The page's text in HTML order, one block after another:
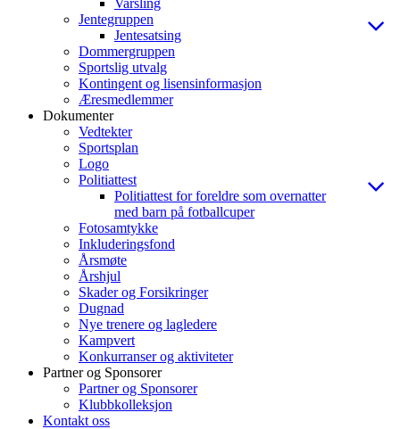
Varsling
Jentegruppen
Jentesatsing
Dommergruppen
Sportslig utvalg
Kontingent og lisensinformasjon
Æresmedlemmer
Dokumenter
Vedtekter
Sportsplan
Logo
Politiattest
Politiattest for foreldre som overnatter
med barn på fotballcuper
Fotosamtykke
Inkluderingsfond
Årsmøte
Årshjul
Skader og Forsikringer
Dugnad
Nye trenere og lagledere
Kampvert
Konkurranser og aktiviteter
Partner og Sponsorer
Partner og Sponsorer
Klubbkolleksjon
Kontakt oss